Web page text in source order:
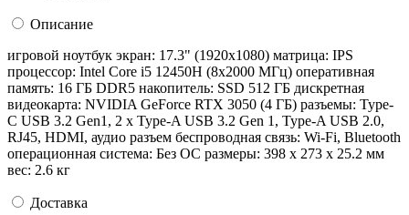
Описание
игровой ноутбук экран: 17.3" (1920x1080) матрица: IPS
процессор: Intel Core i5 12450H (8x2000 МГц) оперативная
память: 16 ГБ DDR5 накопитель: SSD 512 ГБ дискретная
видеокарта: NVIDIA GeForce RTX 3050 (4 ГБ) разъемы: Type-
C USB 3.2 Gen1, 2 x Type-A USB 3.2 Gen 1, Type-A USB 2.0,
RJ45, HDMI, аудио разъем беспроводная связь: Wi-Fi, Bluetooth
операционная система: Без ОС pазмеры: 398 x 273 x 25.2 мм
вес: 2.6 кг
Доставка